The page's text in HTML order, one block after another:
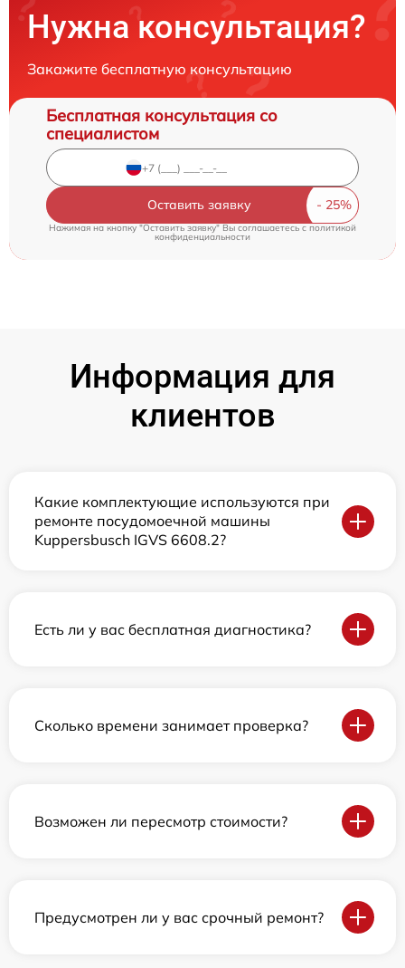
Нужна консультация?
Закажите бесплатную консультацию
Бесплатная консультация со
специалистом
Оставить заявку
Нажимая на кнопку "Оставить заявку" Вы соглашаетесь cполитикой
конфиденциальности
Информация для
клиентов
Какие комплектующие используются при
ремонте посудомоечной машины
Kuppersbusch IGVS 6608.2?
Есть ли у вас бесплатная диагностика?
Сколько времени занимает проверка?
Возможен ли пересмотр стоимости?
Предусмотрен ли у вас срочный ремонт?